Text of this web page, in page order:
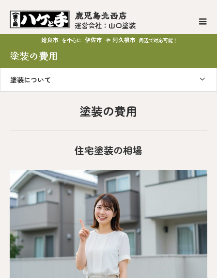
鹿児島北西店
運営会社：山口塗装
姶良市 を中心に 伊佐市 や 阿久根市 周辺で対応可能！
塗装の費用
塗装について
塗装の費用
住宅塗装の相場